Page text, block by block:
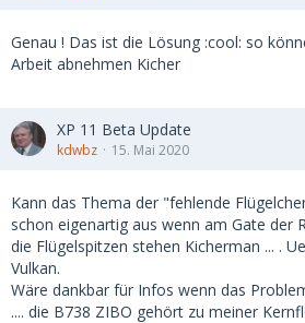
Genau ! Das ist die Lösung :cool: so
Arbeit abnehmen Kicher
XP 11 Beta Update
kdwbz 15. Mai 2020
Kann das Thema der "fehlende
schon eigenartig aus wenn am Gate der
die Flügelspitzen stehen Kicherman ... .
Vulkan.
Wäre dankbar für Infos wenn das
.... die B738 ZIBO gehört zu meiner